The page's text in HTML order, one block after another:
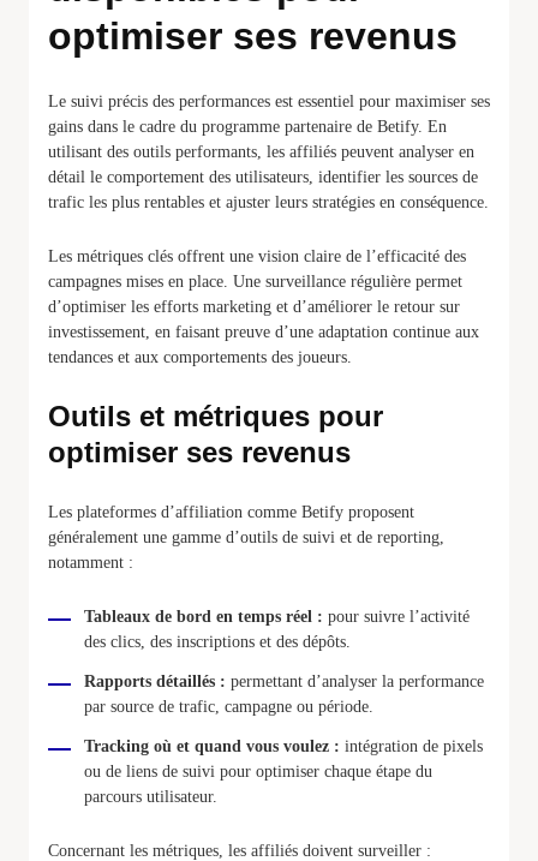
optimiser ses revenus
Le suivi précis des performances est essentiel pour maximiser ses
gains dans le cadre du programme partenaire de Betify. En
utilisant des outils performants, les affiliés peuvent analyser en
détail le comportement des utilisateurs, identifier les sources de
trafic les plus rentables et ajuster leurs stratégies en conséquence.
Les métriques clés offrent une vision claire de l’efficacité des
campagnes mises en place. Une surveillance régulière permet
d’optimiser les efforts marketing et d’améliorer le retour sur
investissement, en faisant preuve d’une adaptation continue aux
tendances et aux comportements des joueurs.
Outils et métriques pour
optimiser ses revenus
Les plateformes d’affiliation comme Betify proposent
généralement une gamme d’outils de suivi et de reporting,
notamment :
Tableaux de bord en temps réel : pour suivre l’activité
des clics, des inscriptions et des dépôts.
Rapports détaillés : permettant d’analyser la performance
par source de trafic, campagne ou période.
Tracking où et quand vous voulez : intégration de pixels
ou de liens de suivi pour optimiser chaque étape du
parcours utilisateur.
Concernant les métriques, les affiliés doivent surveiller :